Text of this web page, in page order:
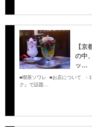
【
の中
ッ…
■喫茶ソワレ ■お店について ・
ク』で話題…